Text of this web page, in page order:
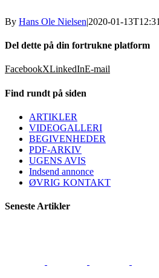
By Hans Ole Nielsen|2020-01-
Del dette på din fortrukne platform
FacebookXLinkedInE-mail
Find rundt på siden
ARTIKLER
VIDEOGALLERI
BEGIVENHEDER
PDF-ARKIV
UGENS AVIS
Indsend annonce
ØVRIG KONTAKT
Seneste Artikler